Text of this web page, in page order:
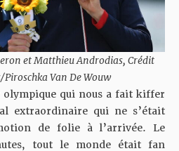
et Matthieu Androdias, Crédit
Piroschka Van De Wouw
olympique qui nous a fait kiffer
extraordinaire qui ne s’était
de folie à l’arrivée. Le
tout le monde était fan